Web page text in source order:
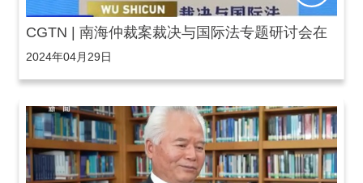
CGTN | 南海仲裁案裁决与国际法专题研讨会在
杭州召开
2024年04月29日